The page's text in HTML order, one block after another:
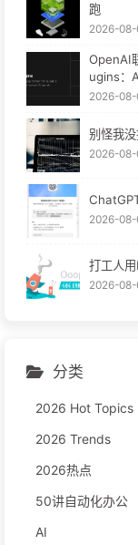
跑
2026-
OpenAI
ugins：
2026-08-
别怪我
2026-
2026-
打工人
2026-
分类
2026 Hot Topics
2026 Trends
2026热点
50讲自动化办公
AI